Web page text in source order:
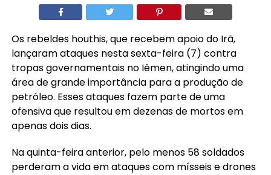
Os rebeldes houthis, que recebem apoio do Irã,
lançaram ataques nesta sexta-feira (7) contra
tropas governamentais no Iêmen, atingindo uma
área de grande importância para a produção de
petróleo. Esses ataques fazem parte de uma
ofensiva que resultou em dezenas de mortos em
apenas dois dias.
Na quinta-feira anterior, pelo menos 58 soldados
perderam a vida em ataques com mísseis e drones